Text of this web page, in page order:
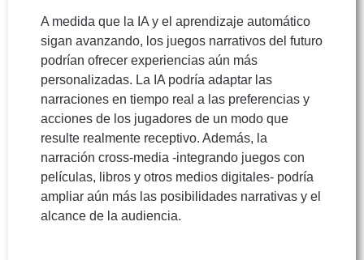
A medida que la IA y el aprendizaje automático
sigan avanzando, los juegos narrativos del futuro
podrían ofrecer experiencias aún más
personalizadas. La IA podría adaptar las
narraciones en tiempo real a las preferencias y
acciones de los jugadores de un modo que
resulte realmente receptivo. Además, la
narración cross-media -integrando juegos con
películas, libros y otros medios digitales- podría
ampliar aún más las posibilidades narrativas y el
alcance de la audiencia.